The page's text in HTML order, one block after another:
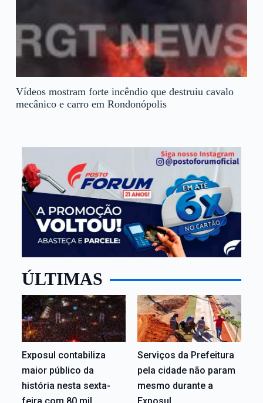
Vídeos mostram forte incêndio que destruiu cavalo
mecânico e carro em Rondonópolis
ÚLTIMAS
Exposul contabiliza
maior público da
história nesta sexta-
feira com 80 mil
Serviços da Prefeitura
pela cidade não param
mesmo durante a
Exposul